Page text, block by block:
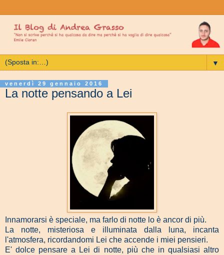
▼
venerdì 29 gennaio 2016
La notte pensando a Lei
Innamorarsi è speciale, ma farlo di notte lo è ancor di più.
La notte, misteriosa e illuminata dalla luna, incanta
l'atmosfera, ricordandomi Lei che accende i miei pensieri.
E' dolce pensare a Lei di notte, più che in qualsiasi altro